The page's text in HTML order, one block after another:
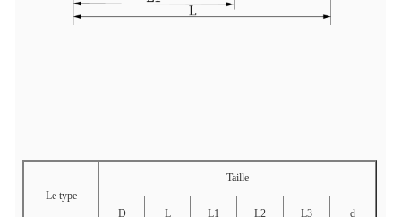
Le type
Taille
D L L1 L2 L3 d